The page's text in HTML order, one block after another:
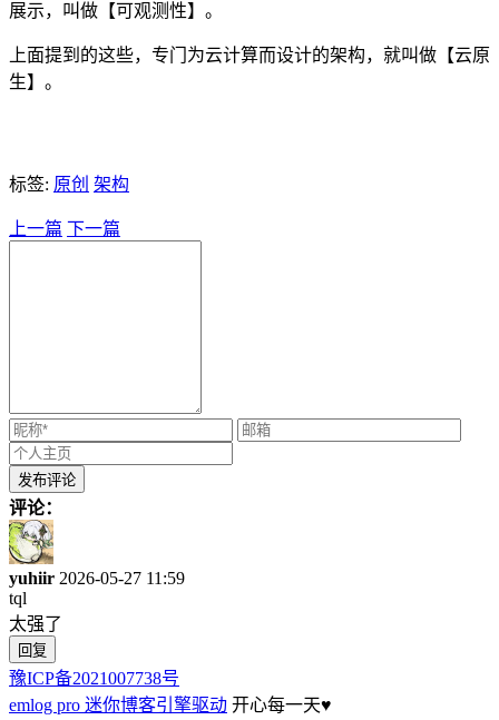
展示，叫做【可观测性】。
上面提到的这些，专门为云计算而设计的架构，就叫做【云原
生】。
标签: 原创 架构
上一篇 下一篇
评论：
yuhiir 2026-05-27 11:59
tql
太强了
回复
豫ICP备2021007738号
emlog pro 迷你博客引擎驱动 开心每一天♥